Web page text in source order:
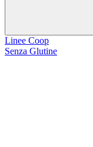
Linee Coop
Senza Glutine